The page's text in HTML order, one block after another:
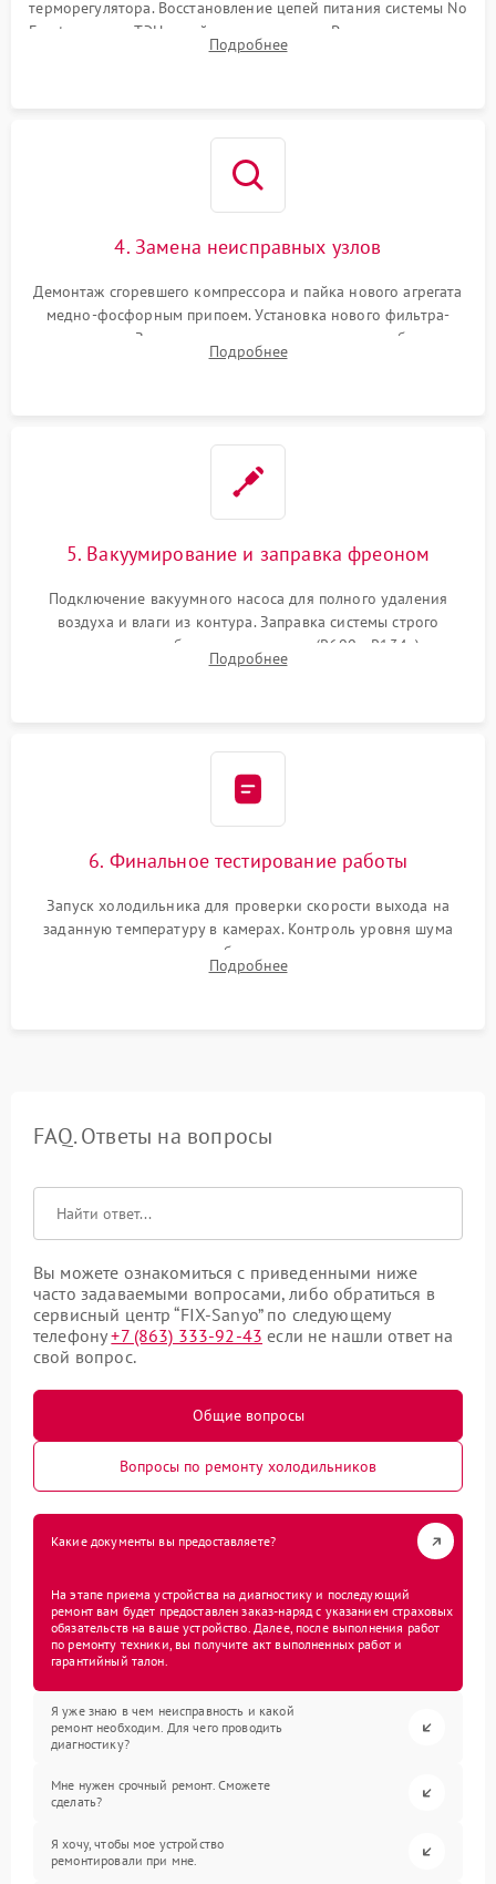
терморегулятора. Восстановление цепей питания системы No
Frost, включая ТЭН оттайки и вентилятор. Ремонт или замена
платы управления при сбоях алгоритмов.
Подробнее
4. Замена неисправных узлов
Демонтаж сгоревшего компрессора и пайка нового агрегата
медно-фосфорным припоем. Установка нового фильтра-
осушителя. Замена изношенных вентиляторов обдува,
сломанных заслонок или поврежденных дверных петель.
Подробнее
5. Вакуумирование и заправка фреоном
Подключение вакуумного насоса для полного удаления
воздуха и влаги из контура. Заправка системы строго
дозированным объемом хладагента (R600a, R134a) по
электронным весам. Контроль рабочего давления в системе.
Подробнее
6. Финальное тестирование работы
Запуск холодильника для проверки скорости выхода на
заданную температуру в камерах. Контроль уровня шума
компрессора, отсутствия обмерзания стенок и корректного
срабатывания системы автоматической оттайки.
Подробнее
FAQ. Ответы на вопросы
Вы можете ознакомиться с приведенными ниже
часто задаваемыми вопросами, либо обратиться в
сервисный центр “FIX-Sanyo” по следующему
телефону+7 (863) 333-92-43 если не нашли ответ на
свой вопрос.
Общие вопросы
Вопросы по ремонту холодильников
Какие документы вы предоставляете?
На этапе приема устройства на диагностику и последующий
ремонт вам будет предоставлен заказ-наряд с указанием страховых
обязательств на ваше устройство. Далее, после выполнения работ
по ремонту техники, вы получите акт выполненных работ и
гарантийный талон.
Я уже знаю в чем неисправность и какой
ремонт необходим. Для чего проводить
диагностику?
Мне нужен срочный ремонт. Сможете
сделать?
Я хочу, чтобы мое устройство
ремонтировали при мне.